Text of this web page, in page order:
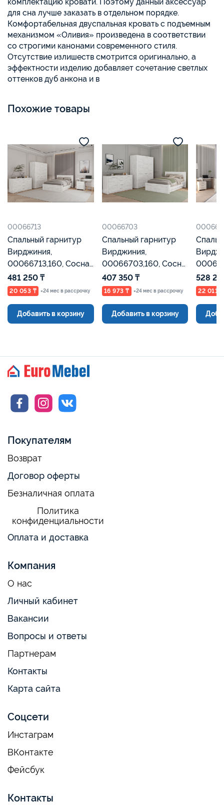
для сна лучше заказать в отдельном порядке.
Комфортабельная двуспальная кровать с подъемным
механизмом «Оливия» произведена в соответствии
со строгими канонами современного стиля.
Отсутствие излишеств смотрится оригинально, а
эффектности изделию добавляет сочетание светлых
оттенков дуб анкона и в
Похожие товары
00066703
Спальный гарнитур
Вирджиния,
00066703,160, Сосна
Каньон, Евромебель
407 350 ₸
16 973 ₸ ×24 мес в рассрочку
Добавить в корзину
00066539
Спальный гарнитур
Вирджиния ,
00066539, Сосна
Каньон Евромебель
528 250 ₸
22 011 ₸ ×24 мес в рассрочку
Добавить в корзину
454
18 932 ₸
Покупателям
Возврат
Договор оферты
Безналичная оплата
Политика
конфиденциальности
Оплата и доставка
Компания
О нас
Личный кабинет
Вакансии
Вопросы и ответы
Партнерам
Контакты
Карта сайта
Соцсети
Инстаграм
ВКонтакте
Фейсбук
Контакты